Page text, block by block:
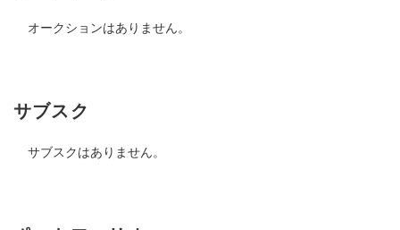
オークションはありません。
サブスク
サブスクはありません。